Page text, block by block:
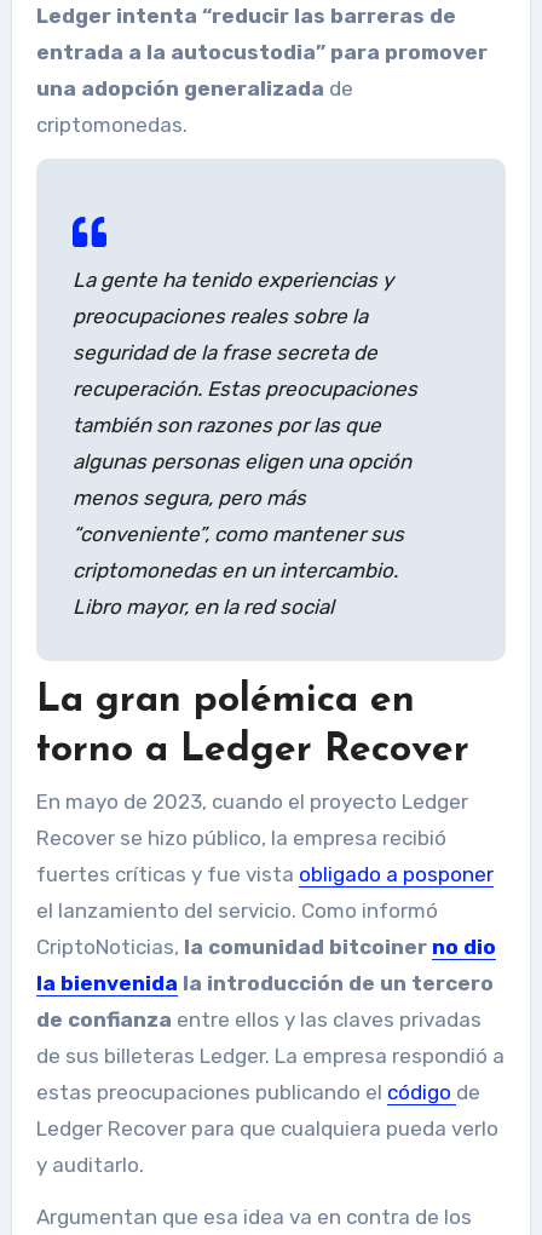
Ledger intenta “reducir las barreras de
entrada a la autocustodia” para promover
una adopción generalizada de
criptomonedas.
La gente ha tenido experiencias y
preocupaciones reales sobre la
seguridad de la frase secreta de
recuperación. Estas preocupaciones
también son razones por las que
algunas personas eligen una opción
menos segura, pero más
“conveniente”, como mantener sus
criptomonedas en un intercambio.
Libro mayor, en la red social
La gran polémica en
torno a Ledger Recover
En mayo de 2023, cuando el proyecto Ledger
Recover se hizo público, la empresa recibió
fuertes críticas y fue vista obligado a posponer
el lanzamiento del servicio. Como informó
CriptoNoticias, la comunidad bitcoiner no dio
la bienvenida la introducción de un tercero
de confianza entre ellos y las claves privadas
de sus billeteras Ledger. La empresa respondió a
estas preocupaciones publicando el código de
Ledger Recover para que cualquiera pueda verlo
y auditarlo.
Argumentan que esa idea va en contra de los